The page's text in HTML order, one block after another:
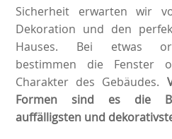
Sicherheit erwarten wir
Dekoration und den
Hauses. Bei etwas
bestimmen die
Charakter des Gebäudes.
Formen sind es die
auffälligsten und